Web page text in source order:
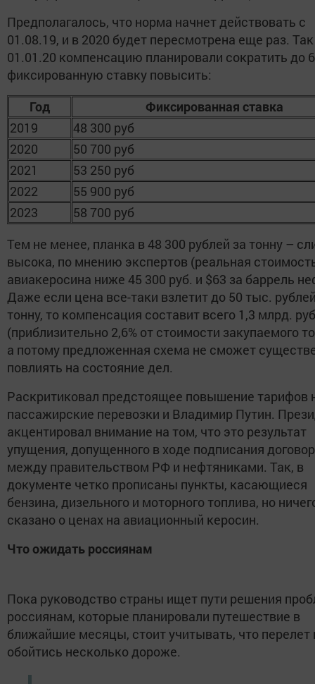
Предполагалось, что норма начнет действовать с
01.08.19, и в 2020 будет пересмотрена еще раз.
01.01.20 компенсацию планировали сократить до
фиксированную ставку повысить:
Год
Фиксированная ставка
2019
48 300 руб
2020
50 700 руб
2021
53 250 руб
2022
55 900 руб
2023
58 700 руб
Тем не менее, планка в 48 300 рублей за тонну –
высока, по мнению экспертов (реальная
авиакеросина ниже 45 300 руб. и $63 за баррель
Даже если цена все-таки взлетит до 50 тыс.
тонну, то компенсация составит всего 1,3 млрд.
(приблизительно 2,6% от стоимости закупаемого
а потому предложенная схема не сможет
повлиять на состояние дел.
Раскритиковал предстоящее повышение тарифов
пассажирские перевозки и Владимир Путин.
акцентировал внимание на том, что это результат
упущения, допущенного в ходе подписания
между правительством РФ и нефтяниками. Так, в
документе четко прописаны пункты, касающиеся
бензина, дизельного и моторного топлива, но
сказано о ценах на авиационный керосин.
Что ожидать россиянам
Пока руководство страны ищет пути решения
россиянам, которые планировали путешествие в
ближайшие месяцы, стоит учитывать, что
обойтись несколько дороже.